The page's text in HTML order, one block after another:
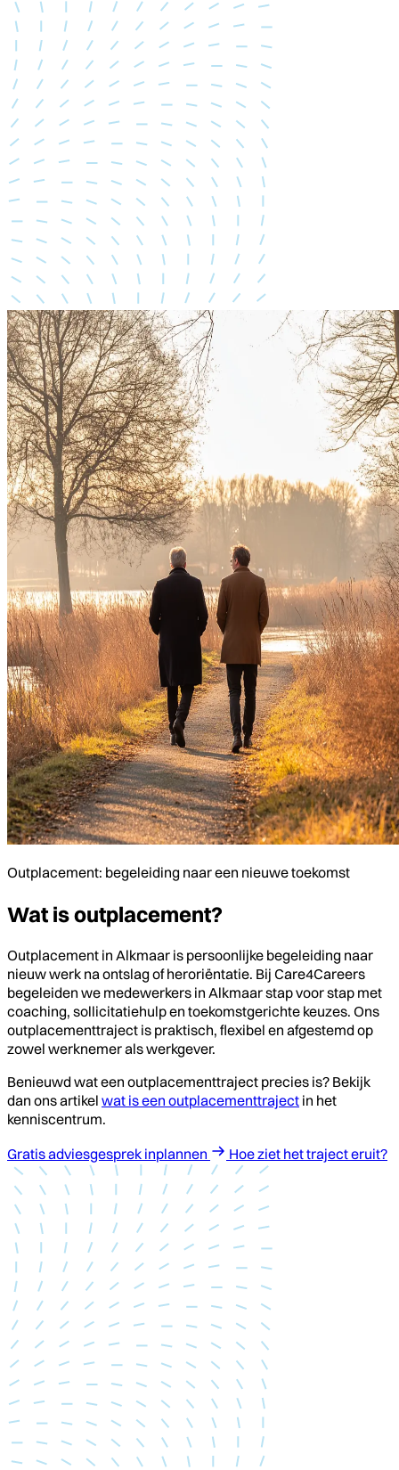
Outplacement: begeleiding naar een nieuwe toekomst
Wat is outplacement?
Outplacement in Alkmaar is persoonlijke begeleiding naar
nieuw werk na ontslag of heroriëntatie. Bij Care4Careers
begeleiden we medewerkers in Alkmaar stap voor stap met
coaching, sollicitatiehulp en toekomstgerichte keuzes. Ons
outplacementtraject is praktisch, flexibel en afgestemd op
zowel werknemer als werkgever.
Benieuwd wat een outplacementtraject precies is? Bekijk
dan ons artikel wat is een outplacementtraject in het
kenniscentrum.
Gratis adviesgesprek inplannen
Hoe ziet het traject eruit?